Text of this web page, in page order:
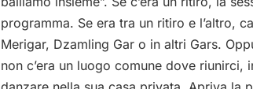
programma. Se era tra un ritiro e l’altro,
Merigar, Dzamling Gar o in altri Gars.
non c’era un luogo comune dove